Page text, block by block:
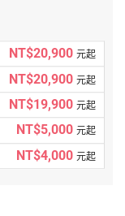
NT$20,900 元起
NT$20,900 元起
NT$19,900 元起
NT$5,000 元起
NT$4,000 元起